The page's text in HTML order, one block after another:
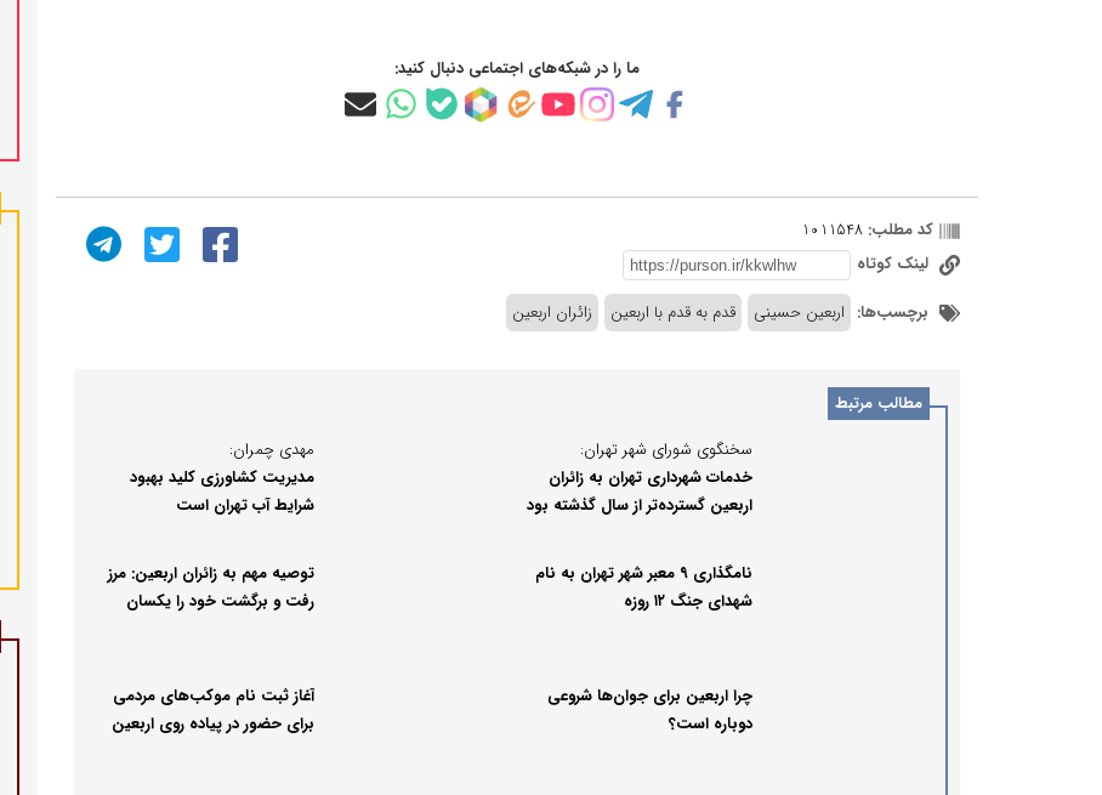
ما را در شبکه‌های اجتماعی دنبال کنید:
کد مطلب: 1011548
لینک کوتاه
برچسب‌ها: اربعین حسینی قدم به قدم با اربعین زائران اربعین
مطالب مرتبط
سخنگوی شورای شهر تهران:
خدمات شهرداری تهران به زائران
اربعین گسترده‌تر از سال گذشته بود
مهدی چمران:
مدیریت کشاورزی کلید بهبود
شرایط آب تهران است
نامگذاری ۹ معبر شهر تهران به نام
شهدای جنگ ۱۲ روزه
توصیه مهم به زائران اربعین: مرز
رفت و برگشت خود را یکسان
چرا اربعین برای جوان‌ها شروعی
دوباره است؟
آغاز ثبت‌ نام موکب‌های مردمی
برای حضور در پیاده روی اربعین